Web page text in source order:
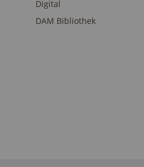
Digital
DAM Bibliothek